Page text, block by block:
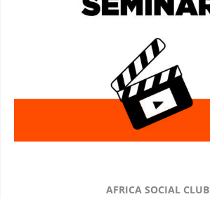
AFRICA SOCIAL CLUB